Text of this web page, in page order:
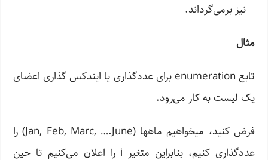
نیز برمی‌گرداند.
مثال
تابع enumeration برای عددگذاری یا ایندکس گذاری اعضای
یک لیست به کار می‌رود.
فرض کنید، میخواهیم ماهها (Jan, Feb, Marc, ….June) را
عددگذاری کنیم، بنابراین متغیر i را اعلان می‌کنیم تا حین